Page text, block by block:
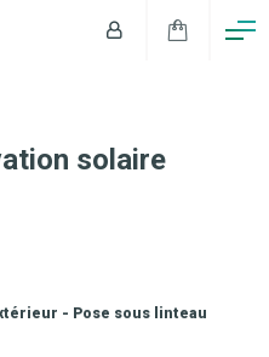
solaire
- Pose sous linteau